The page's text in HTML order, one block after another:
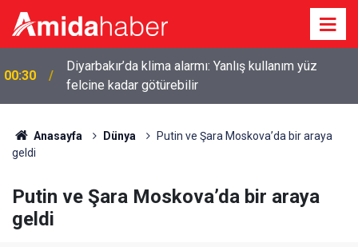
00:30
Diyarbakır’da klima alarmı: Yanlış kullanım yüz
felcine kadar götürebilir
Anasayfa Dünya
Putin ve Şara Moskova’da bir araya
geldi
Putin ve Şara Moskova’da bir araya
geldi